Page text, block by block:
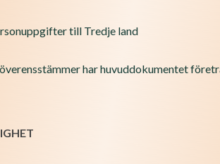
till Tredje land
har huvuddokumentet